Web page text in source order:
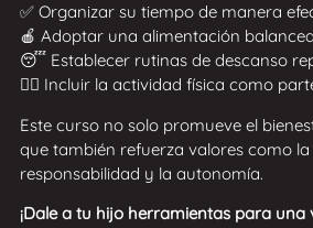
✅ Organizar su tiempo de manera
🍎 Adoptar una alimentación
😴 Establecer rutinas de descanso
🏃‍♂️ Incluir la actividad física como
Este curso no solo promueve el
que también refuerza valores como la
responsabilidad y la autonomía.
¡Dale a tu hijo herramientas para una